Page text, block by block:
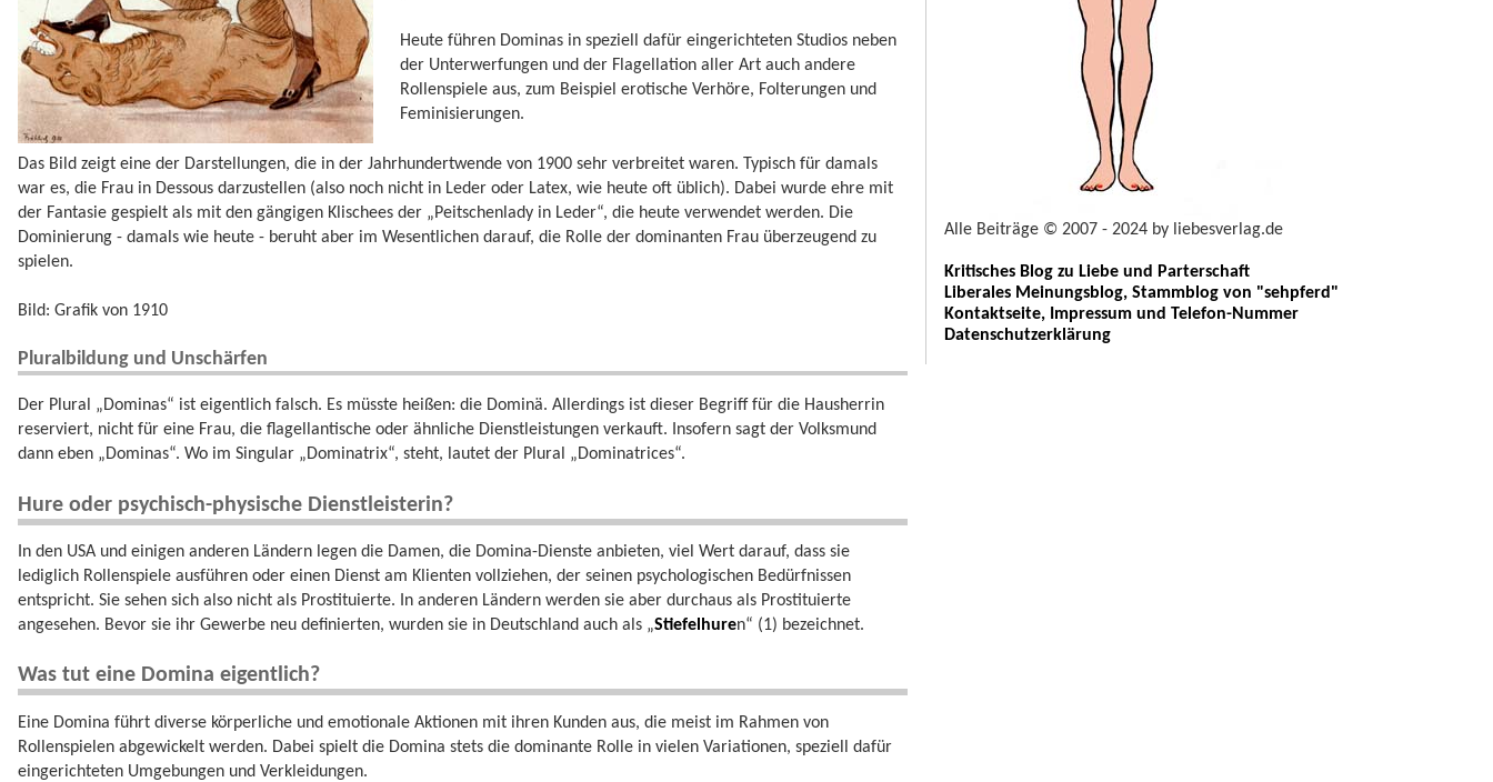
Heute führen Dominas in speziell dafür eingerichteten Studios neben
der Unterwerfungen und der Flagellation aller Art auch andere
Rollenspiele aus, zum Beispiel erotische Verhöre, Folterungen und
Feminisierungen.
Das Bild zeigt eine der Darstellungen, die in der Jahrhundertwende von 1900 sehr verbreitet waren. Typisch für damals
war es, die Frau in Dessous darzustellen (also noch nicht in Leder oder Latex, wie heute oft üblich). Dabei wurde ehre mit
der Fantasie gespielt als mit den gängigen Klischees der „Peitschenlady in Leder“, die heute verwendet werden. Die
Dominierung - damals wie heute - beruht aber im Wesentlichen darauf, die Rolle der dominanten Frau überzeugend zu
spielen.
Bild: Grafik von 1910
Pluralbildung und Unschärfen
Der Plural „Dominas“ ist eigentlich falsch. Es müsste heißen: die Dominä. Allerdings ist dieser Begriff für die Hausherrin
reserviert, nicht für eine Frau, die flagellantische oder ähnliche Dienstleistungen verkauft. Insofern sagt der Volksmund
dann eben „Dominas“. Wo im Singular „Dominatrix“, steht, lautet der Plural „Dominatrices“.
Hure oder psychisch-physische Dienstleisterin?
In den USA und einigen anderen Ländern legen die Damen, die Domina-Dienste anbieten, viel Wert darauf, dass sie
lediglich Rollenspiele ausführen oder einen Dienst am Klienten vollziehen, der seinen psychologischen Bedürfnissen
entspricht. Sie sehen sich also nicht als Prostituierte. In anderen Ländern werden sie aber durchaus als Prostituierte
angesehen. Bevor sie ihr Gewerbe neu definierten, wurden sie in Deutschland auch als „Stiefelhuren“ (1) bezeichnet.
Was tut eine Domina eigentlich?
Eine Domina führt diverse körperliche und emotionale Aktionen mit ihren Kunden aus, die meist im Rahmen von
Rollenspielen abgewickelt werden. Dabei spielt die Domina stets die dominante Rolle in vielen Variationen, speziell dafür
eingerichteten Umgebungen und Verkleidungen.
Alle Beiträge © 2007 - 2024 by liebesverlag.de
Kritisches Blog zu Liebe und Parterschaft
Liberales Meinungsblog, Stammblog von "sehpferd"
Kontaktseite, Impressum und Telefon-Nummer
Datenschutzerklärung